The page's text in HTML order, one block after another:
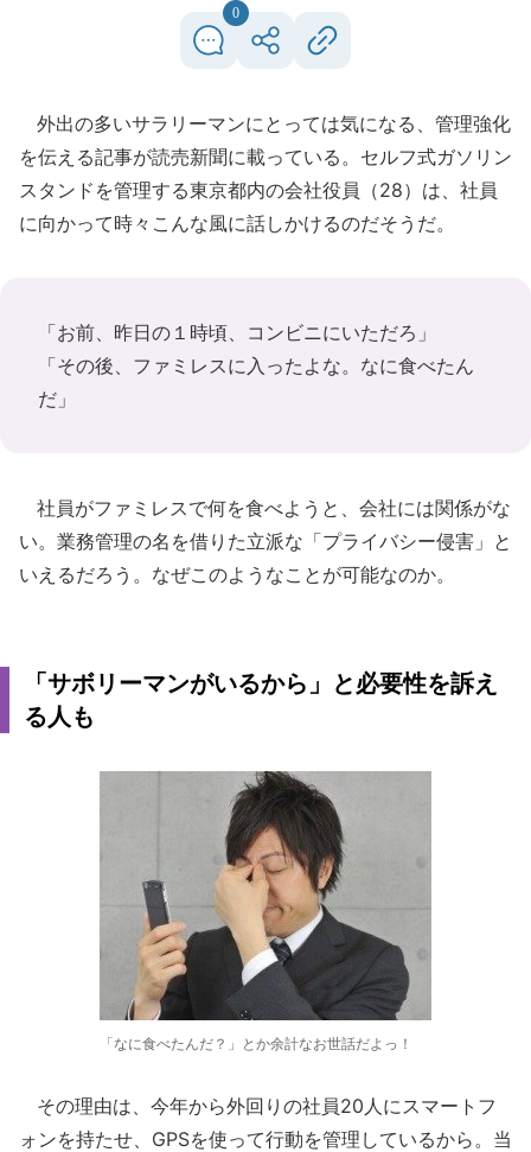
0
外出の多いサラリーマンにとっては気になる、管理強化
を伝える記事が読売新聞に載っている。セルフ式ガソリン
スタンドを管理する東京都内の会社役員（28）は、社員
に向かって時々こんな風に話しかけるのだそうだ。
「お前、昨日の１時頃、コンビニにいただろ」
「その後、ファミレスに入ったよな。なに食べたん
だ」
社員がファミレスで何を食べようと、会社には関係がな
い。業務管理の名を借りた立派な「プライバシー侵害」と
いえるだろう。なぜこのようなことが可能なのか。
「サボリーマンがいるから」と必要性を訴え
る人も
「なに食べたんだ？」とか余計なお世話だよっ！
その理由は、今年から外回りの社員20人にスマートフ
ォンを持たせ、GPSを使って行動を管理しているから。当